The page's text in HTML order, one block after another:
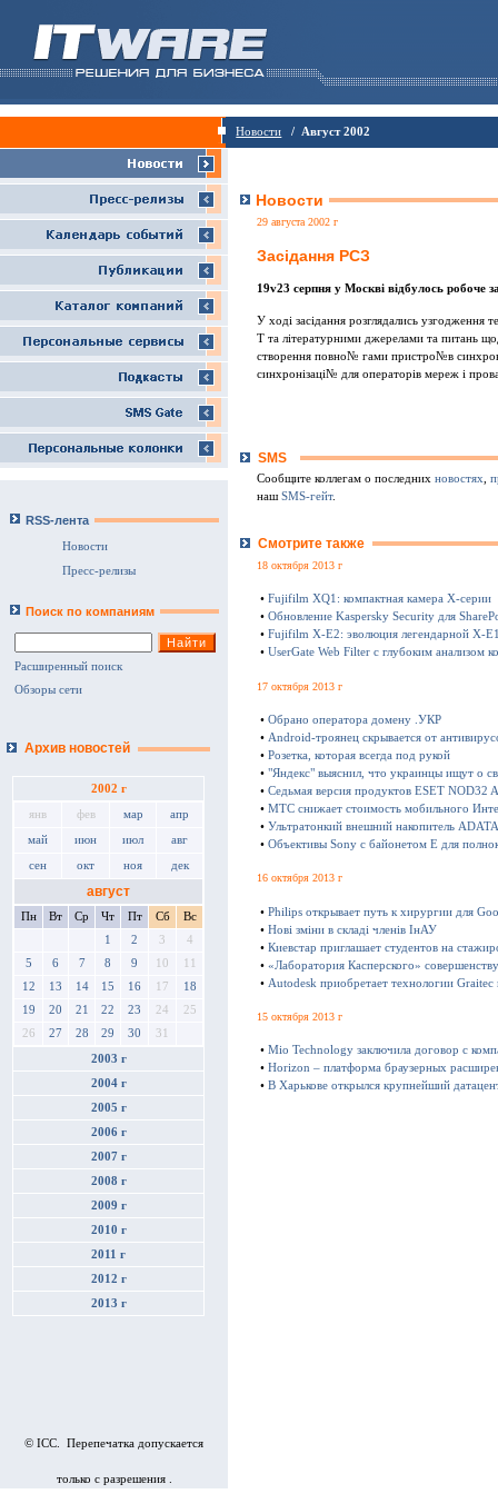
Новости / Август 2002
RSS-лента
Новости
Пресс-релизы
Поиск по компаниям
Расширенный поиск
Обзоры сети
Архив новостей
2002 г
янв фев мар апр
май июн июл авг
сен окт ноя дек
август
Пн Вт Ср Чт Пт Сб
Вс
1
2 3
4
5
6 7 8 9 10
11
12
13 14 15 16 17
18
19
20 21 22 23 24
25
26
27 28 29 30 31
2003 г
2004 г
2005 г
2006 г
2007 г
2008 г
2009 г
2010 г
2011 г
2012 г
2013 г
© ICC. Перепечатка допускается
только с разрешения .
Новости
29 августа 2002 г
Засiдання РСЗ
19v23 серпня у Москвi вiдбулось робоче
У ходi засiдання розглядались
Т та лiтературними джерелами та питань
створення повно№ гами пристро№в
синхронiзацi№ для операторiв мереж i
SMS
Сообщите коллегам о последних новостях
наш SMS-гейт.
Смотрите также
18 октября 2013 г
• Fujifilm XQ1: компактная камера Х-серии
• Обновление Kaspersky Security для
• Fujifilm X-E2: эволюция легендарной X-
• UserGate Web Filter с глубоким анализом
17 октября 2013 г
• Обрано оператора домену .УКР
• Android-троянец скрывается от
• Розетка, которая всегда под рукой
• "Яндекс" выяснил, что украинцы ищут о
• Седьмая версия продуктов ESET NOD32
• МТС снижает стоимость мобильного
• Ультратонкий внешний накопитель
• Объективы Sony с байонетом E для
16 октября 2013 г
• Philips открывает путь к хирургии для
• Нові зміни в складі членів ІнАУ
• Киевстар приглашает студентов на
• «Лаборатория Касперского»
• Autodesk приобретает технологии
15 октября 2013 г
• Mio Technology заключила договор с
• Horizon – платформа браузерных
• В Харькове открылся крупнейший